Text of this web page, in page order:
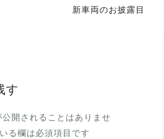
新車両のお披露目
す
開されることはありませ
る欄は必須項目です